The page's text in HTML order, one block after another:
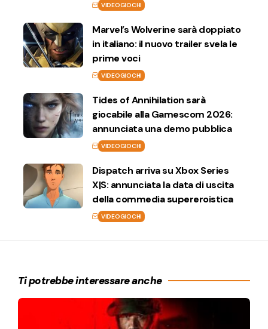
VIDEOGIOCHI
Marvel’s Wolverine sarà doppiato
in italiano: il nuovo trailer svela le
prime voci
VIDEOGIOCHI
Tides of Annihilation sarà
giocabile alla Gamescom 2026:
annunciata una demo pubblica
VIDEOGIOCHI
Dispatch arriva su Xbox Series
X|S: annunciata la data di uscita
della commedia supereroistica
VIDEOGIOCHI
Ti potrebbe interessare anche